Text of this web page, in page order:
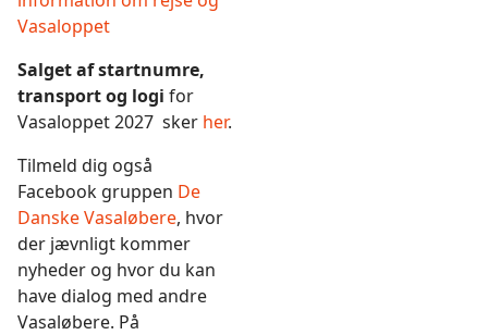
Vasaloppet
Salget af startnumre,
transport og logi for
Vasaloppet 2027 sker her.
Tilmeld dig også
Facebook gruppen De
Danske Vasaløbere, hvor
der jævnligt kommer
nyheder og hvor du kan
have dialog med andre
Vasaløbere. På